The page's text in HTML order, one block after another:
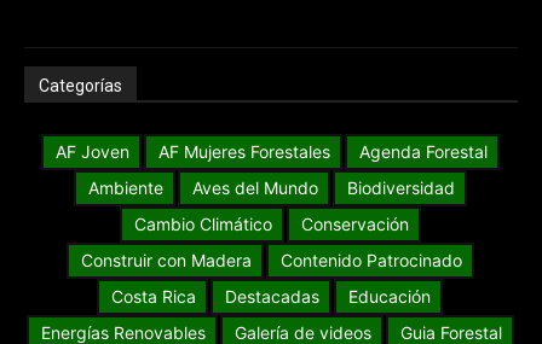
Categorías
AF Joven AF Mujeres Forestales
Agenda Forestal
Ambiente
Aves del Mundo
Biodiversidad
Cambio Climático
Conservación
Construir con Madera
Contenido Patrocinado
Costa Rica
Destacadas
Educación
Energías Renovables
Galería de videos
Guia Forestal